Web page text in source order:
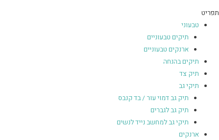
תפריט
טבעוני
תיקים טבעוניים
ארנקים טבעוניים
תיקים בהנחה
תיק צד
תיקי גב
תיק גב דמוי עור / בד קנבס
תיק גב לגברים
תיקי גב למחשב נייד לנשים
ארנקים